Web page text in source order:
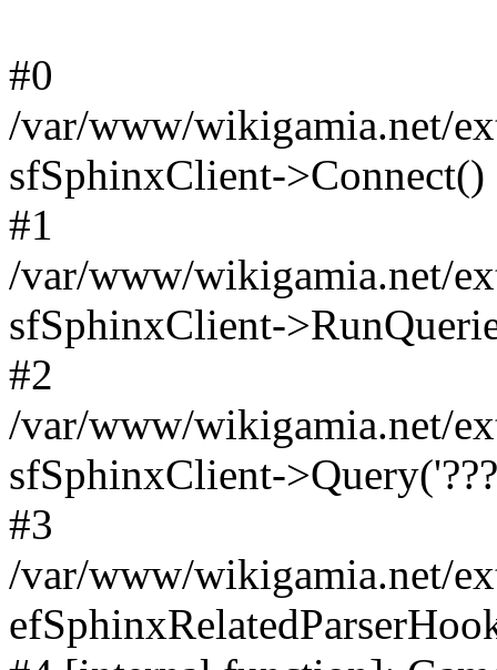
#0
/var/www/wikigamia.net/
sfSphinxClient->Connect()
#1
/var/www/wikigamia.net/
sfSphinxClient-
#2
/var/www/wikigamia.net/
sfSphinxClient-
#3
/var/www/wikigamia.net/